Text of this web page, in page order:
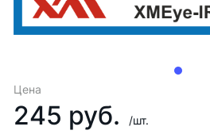
Цена
245 руб. /шт.